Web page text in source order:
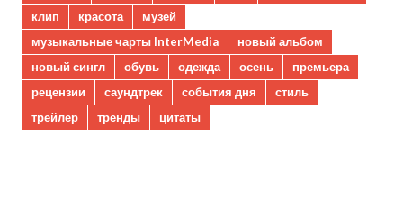
клип
красота
музей
музыкальные чарты InterMedia
новый альбом
новый сингл
обувь одежда осень
премьера
рецензии
саундтрек события дня
стиль
трейлер
тренды цитаты